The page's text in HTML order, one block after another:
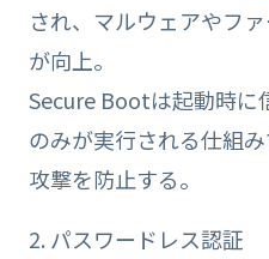
され、マルウェアやフ
が向上。
Secure Bootは起動時に
のみが実行される仕組
攻撃を防止する。
2. パスワードレス認証